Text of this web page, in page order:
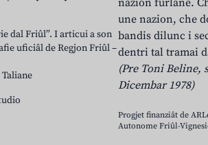
dal Friûl”. I articui a son
uficiâl de Regjon Friûl –
une nazion, che
bandis dilunc i
dentri tal tramai
(Pre Toni Beline,
Dicembar 1978)
Progjet finanziât de
Autonome Friûl-